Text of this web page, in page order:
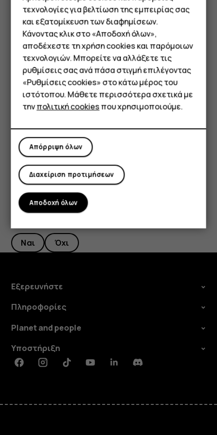
Smartphone
Τηλέφωνα απλής χρήσης
Tablet
Για να ενεργοποιήσετε δυνατότητες, πατήστε τα
εικονίδια ταχείας ρύθμισης στον πίνακα ειδοποιήσεων.
Για να δείτε περισσότερα εικονίδια, σύρετε το μενού
προς τα κάτω.
Για να αλλάξετε τη διάταξη των εικονιδίων, πατήστεmode_edit
, πατήστε παρατεταμένα ένα εικονίδιο και στη συνέχεια
σύρετέ το σε νέα θέση.
Ναι Όχι
Εξερευνήστε
Πληροφορίες
Planet and people
Υποστήριξη
FacebookInstagramTiktokYoutubeLinkedinDiscord
τεχνολογίες για βελτίωση της εμπειρίας σας
και εξατομίκευση των διαφημίσεων.
Κάνοντας κλικ στο «Αποδοχή όλων»,
αποδέχεστε τη χρήση cookies και παρόμοιων
τεχνολογιών. Μπορείτε να αλλάξετε τις
ρυθμίσεις σας ανά πάσα στιγμή επιλέγοντας
«Ρυθμίσεις cookies» στο κάτω μέρος του
ιστότοπου. Μάθετε περισσότερα σχετικά με
τηνπολιτική cookiesπου χρησιμοποιούμε.
Απόρριψη όλων
Διαχείριση προτιμήσεων
Αποδοχή όλων